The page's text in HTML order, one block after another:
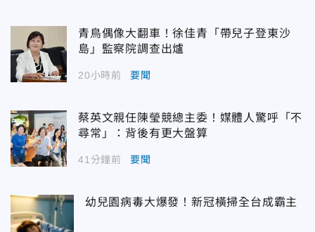
青鳥偶像大翻車！徐佳青「帶兒子登東沙
島」監察院調查出爐
20小時前 要聞
蔡英文親任陳瑩競總主委！媒體人驚呼「不
尋常」：背後有更大盤算
41分鐘前 要聞
幼兒園病毒大爆發！新冠橫掃全台成霸主